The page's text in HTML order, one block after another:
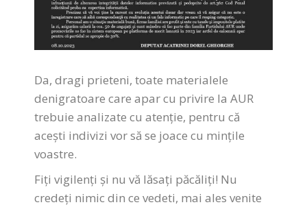
Da, dragi prieteni, toate materialele
denigratoare care apar cu privire la AUR
trebuie analizate cu atenție, pentru că
acești indivizi vor să se joace cu mințile
voastre.
Fiți vigilenți și nu vă lăsați păcăliți! Nu
credeți nimic din ce vedeti, mai ales venite